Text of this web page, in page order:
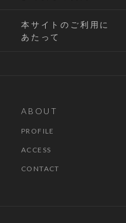
本サイトのご利用に
あたって
ABOUT
PROFILE
ACCESS
CONTACT